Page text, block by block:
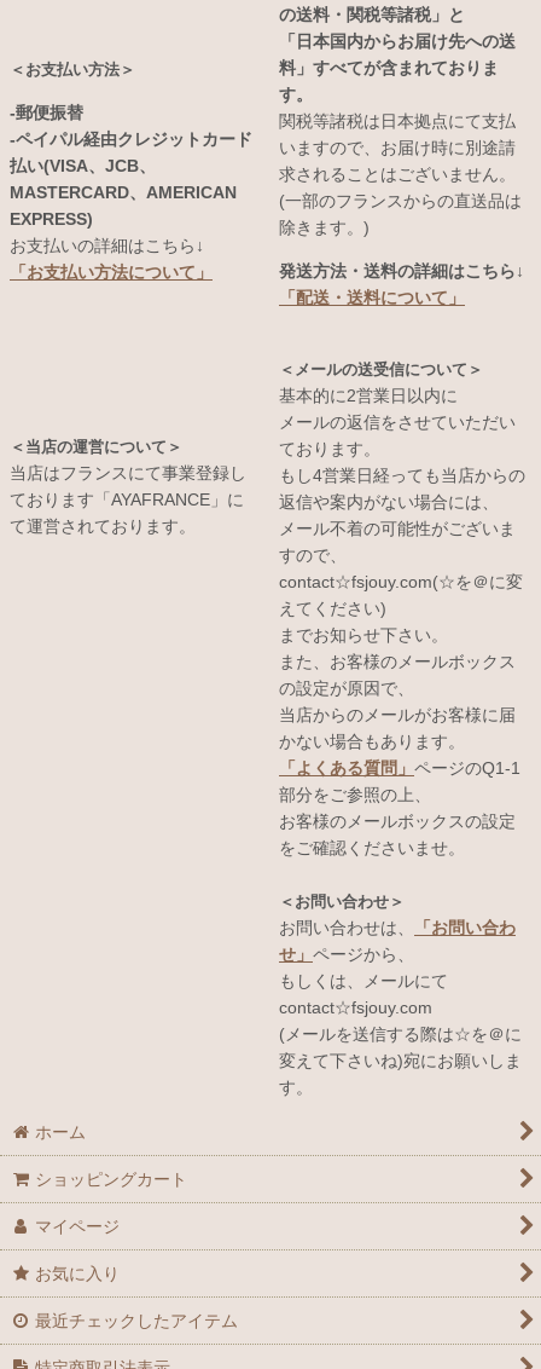
＜お支払い方法＞
-郵便振替
-ペイパル経由クレジットカード
払い(VISA、JCB、
MASTERCARD、AMERICAN
EXPRESS)
お支払いの詳細はこちら↓
「お支払い方法について」
＜当店の運営について＞
当店はフランスにて事業登録し
ております「AYAFRANCE」に
て運営されております。
の送料・関税等諸税」と
「日本国内からお届け先への送
料」すべてが含まれておりま
す。
関税等諸税は日本拠点にて支払
いますので、お届け時に別途請
求されることはございません。
(一部のフランスからの直送品は
除きます。)
発送方法・送料の詳細はこちら↓
「配送・送料について」
＜メールの送受信について＞
基本的に2営業日以内に
メールの返信をさせていただい
ております。
もし4営業日経っても当店からの
返信や案内がない場合には、
メール不着の可能性がございま
すので、
contact☆fsjouy.com(☆を＠に変
えてください)
までお知らせ下さい。
また、お客様のメールボックス
の設定が原因で、
当店からのメールがお客様に届
かない場合もあります。
「よくある質問」 ページのQ1-1
部分をご参照の上、
お客様のメールボックスの設定
をご確認くださいませ。
＜お問い合わせ＞
お問い合わせは、
「お問い合わ
せ」 ページから、
もしくは、メールにて
contact☆fsjouy.com
(メールを送信する際は☆を＠に
変えて下さいね)宛にお願いしま
す。
ホーム
ショッピングカート
マイページ
お気に入り
最近チェックしたアイテム